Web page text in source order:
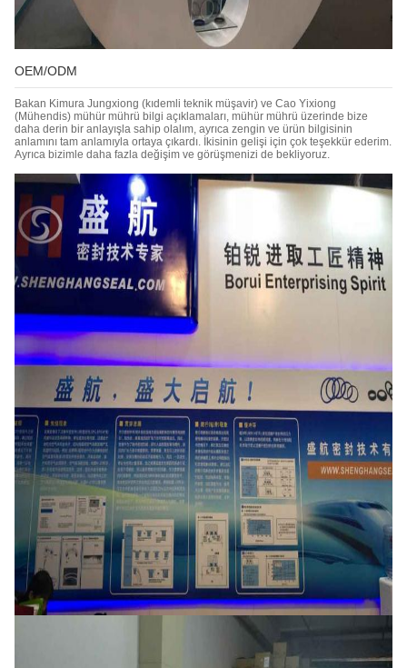
OEM/ODM
Bakan Kimura Jungxiong (kıdemli teknik müşavir) ve Cao Yixiong
(Mühendis) mühür mührü bilgi açıklamaları, mühür mührü üzerinde bize
daha derin bir anlayışla sahip olalım, ayrıca zengin ve ürün bilgisinin
anlamını tam anlamıyla ortaya çıkardı. İkisinin gelişi için çok teşekkür ederim.
Ayrıca bizimle daha fazla değişim ve görüşmenizi de bekliyoruz.